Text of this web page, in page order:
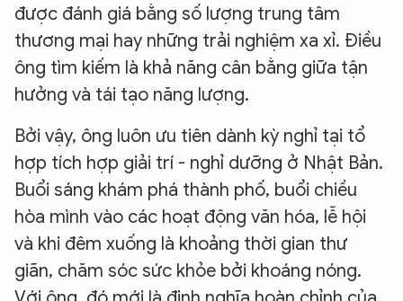
được đánh giá bằng số lượng trung tâm
thương mại hay những trải nghiệm xa xỉ. Điều
ông tìm kiếm là khả năng cân bằng giữa tận
hưởng và tái tạo năng lượng.
Bởi vậy, ông luôn ưu tiên dành kỳ nghỉ tại tổ
hợp tích hợp giải trí - nghỉ dưỡng ở Nhật Bản.
Buổi sáng khám phá thành phố, buổi chiều
hòa mình vào các hoạt động văn hóa, lễ hội
và khi đêm xuống là khoảng thời gian thư
giãn, chăm sóc sức khỏe bởi khoáng nóng.